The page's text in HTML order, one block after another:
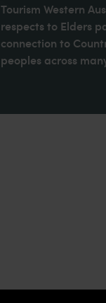
Tourism Western
respects to Elders
connection to
peoples across